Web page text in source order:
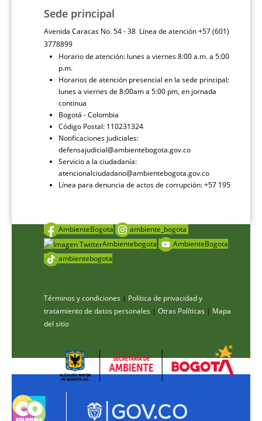
Sede principal
Avenida Caracas No. 54 - 38 Línea de atención +57 (601)
3778899
Horario de atención: lunes a viernes 8:00 a.m. a 5:00
p.m.
Horarios de atención presencial en la sede principal:
lunes a viernes de 8:00am a 5:00 pm, en jornada
continua
Bogotá - Colombia
Código Postal: 110231324
Notificaciones judiciales:
defensajudicial@ambientebogota.gov.co
Servicio a la ciudadanía:
atencionalciudadano@ambientebogota.gov.co
Línea para denuncia de actos de corrupción: +57 195
AmbienteBogota
ambiente_bogota
Ambientebogota
AmbienteBogota
ambientebogota
Términos y condiciones | Política de privacidad y
tratamiento de datos personales | Otras Políticas | Mapa
del sitio